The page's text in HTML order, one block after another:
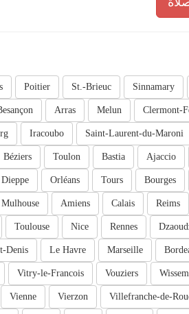
Sinnamary
St.-Brieuc
Poitier
Clermont-
Melun
Arras
Saint-Laurent-du-Maroni
Iracoubo
Ajaccio
Bastia
Toulon
Béziers
Bourges
Tours
Orléans
Dieppe
Reims
Calais
Amiens
Mulhouse
Rennes
Nice
Toulouse
Marseille
Le Havre
Denis
Vouziers
Vitry-le-Francois
Villefranche-de-
Vierzon
Vienne